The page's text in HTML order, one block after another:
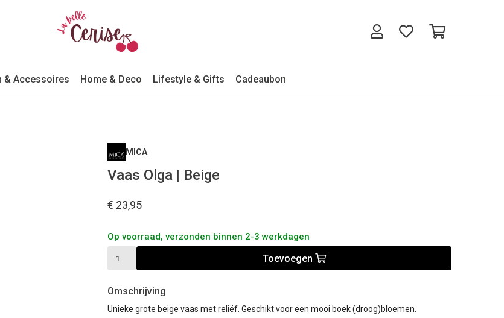
& Accessoires Home & Deco Lifestyle & Gifts Cadeaubon
MICA
Vaas Olga | Beige
€ 23,95
Op voorraad, verzonden binnen 2-3 werkdagen
Toevoegen
Omschrijving
Unieke grote beige vaas met reliëf. Geschikt voor een mooi boek (droog)bloemen.